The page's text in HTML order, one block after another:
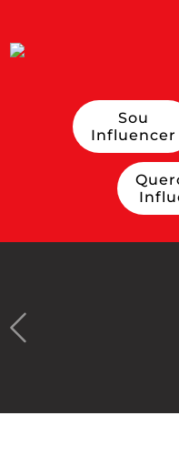
Sou
Influencer
Previous